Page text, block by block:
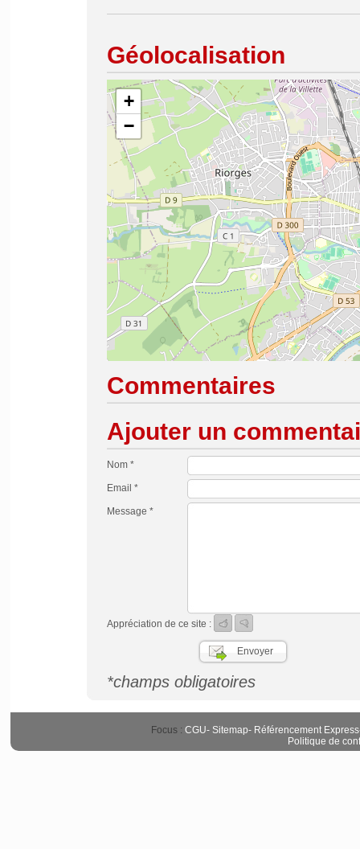
Géolocalisation
+
−
Commentaires
Ajouter un
Nom *
Email *
Message *
Appréciation de ce site :
*champs obligatoires
Focus : CGU- Sitemap- Référencement Express
Politique de